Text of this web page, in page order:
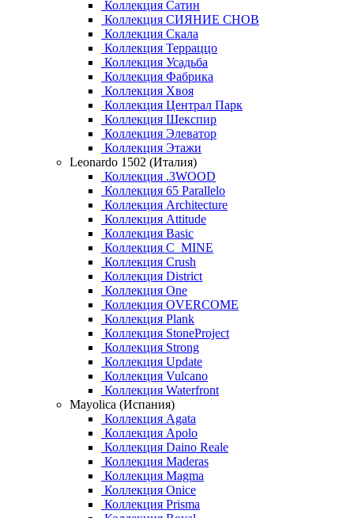
Коллекция Сатин
Коллекция СИЯНИЕ СНОВ
Коллекция Скала
Коллекция Терраццо
Коллекция Усадьба
Коллекция Фабрика
Коллекция Хвоя
Коллекция Централ Парк
Коллекция Шекспир
Коллекция Элеватор
Коллекция Этажи
Leonardo 1502 (Италия)
Коллекция .3WOOD
Коллекция 65 Parallelo
Коллекция Architecture
Коллекция Attitude
Коллекция Basic
Коллекция C_MINE
Коллекция Crush
Коллекция District
Коллекция One
Коллекция OVERCOME
Коллекция Plank
Коллекция StoneProject
Коллекция Strong
Коллекция Update
Коллекция Vulcano
Коллекция Waterfront
Mayolica (Испания)
Коллекция Agata
Коллекция Apolo
Коллекция Daino Reale
Коллекция Maderas
Коллекция Magma
Коллекция Onice
Коллекция Prisma